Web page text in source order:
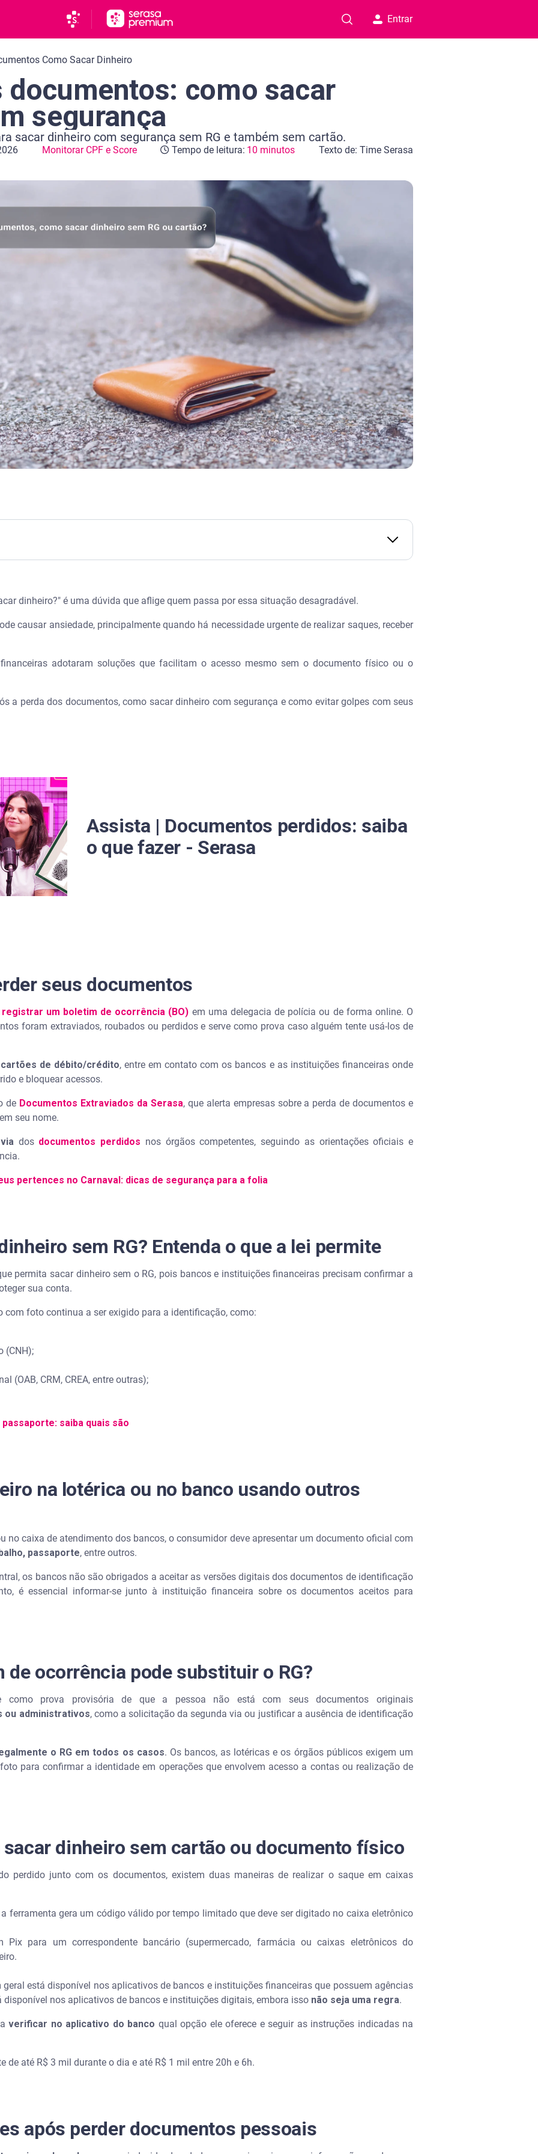
Entrar
Como Sacar Dinheiro
documentos: como sacar
segurança
sacar dinheiro com segurança sem RG e também sem cartão.
Monitorar CPF e Score Tempo de leitura: 10 minutos Texto de: Time Serasa
Entenda o que a lei permite
ou no banco usando outros documentos
sem cartão ou documento físico
acessos para evitar fraudes
dentro do relacionamento?
sua situação
ao perder documentos
de documentos e saque
só com o CPF?
dinheiro?" é uma dúvida que aflige quem passa por essa situação desagradável.
causar ansiedade, principalmente quando há necessidade urgente de realizar saques, receber
adotaram soluções que facilitam o acesso mesmo sem o documento físico ou o
a perda dos documentos, como sacar dinheiro com segurança e como evitar golpes com seus
Assista | Documentos perdidos: saiba
o que fazer - Serasa
seus documentos
registrar um boletim de ocorrência (BO) em uma delegacia de polícia ou de forma online. O
foram extraviados, roubados ou perdidos e serve como prova caso alguém tente usá-los de
cartões de débito/crédito, entre em contato com os bancos e as instituições financeiras onde
e bloquear acessos.
de Documentos Extraviados da Serasa, que alerta empresas sobre a perda de documentos e
seu nome.
dos documentos perdidos nos órgãos competentes, seguindo as orientações oficiais e
pertences no Carnaval: dicas de segurança para a folia
sem RG? Entenda o que a lei permite
permita sacar dinheiro sem o RG, pois bancos e instituições financeiras precisam confirmar a
sua conta.
com foto continua a ser exigido para a identificação, como:
(CNH);
(OAB, CRM, CREA, entre outras);
saiba quais são
na lotérica ou no banco usando outros
no caixa de atendimento dos bancos, o consumidor deve apresentar um documento oficial com
passaporte, entre outros.
os bancos não são obrigados a aceitar as versões digitais dos documentos de identificação
é essencial informar-se junto à instituição financeira sobre os documentos aceitos para
de ocorrência pode substituir o RG?
como prova provisória de que a pessoa não está com seus documentos originais
ou administrativos, como a solicitação da segunda via ou justificar a ausência de identificação
o RG em todos os casos. Os bancos, as lotéricas e os órgãos públicos exigem um
para confirmar a identidade em operações que envolvem acesso a contas ou realização de
dinheiro sem cartão ou documento físico
perdido junto com os documentos, existem duas maneiras de realizar o saque em caixas
a ferramenta gera um código válido por tempo limitado que deve ser digitado no caixa eletrônico
Pix para um correspondente bancário (supermercado, farmácia ou caixas eletrônicos do
geral está disponível nos aplicativos de bancos e instituições financeiras que possuem agências
disponível nos aplicativos de bancos e instituições digitais, embora isso não seja uma regra.
verificar no aplicativo do banco qual opção ele oferece e seguir as instruções indicadas na
de até R$ 3 mil durante o dia e até R$ 1 mil entre 20h e 6h.
após perder documentos pessoais